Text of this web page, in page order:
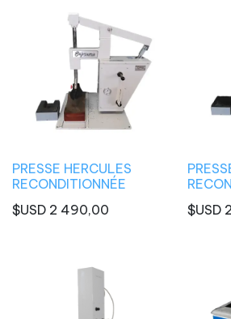
PRESSE HERCULES
RECONDITIONNÉE
$USD 2 490,00
$USD